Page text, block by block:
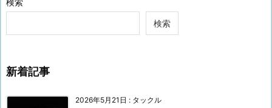
検索
新着記事
2026年5月21日 : タックル